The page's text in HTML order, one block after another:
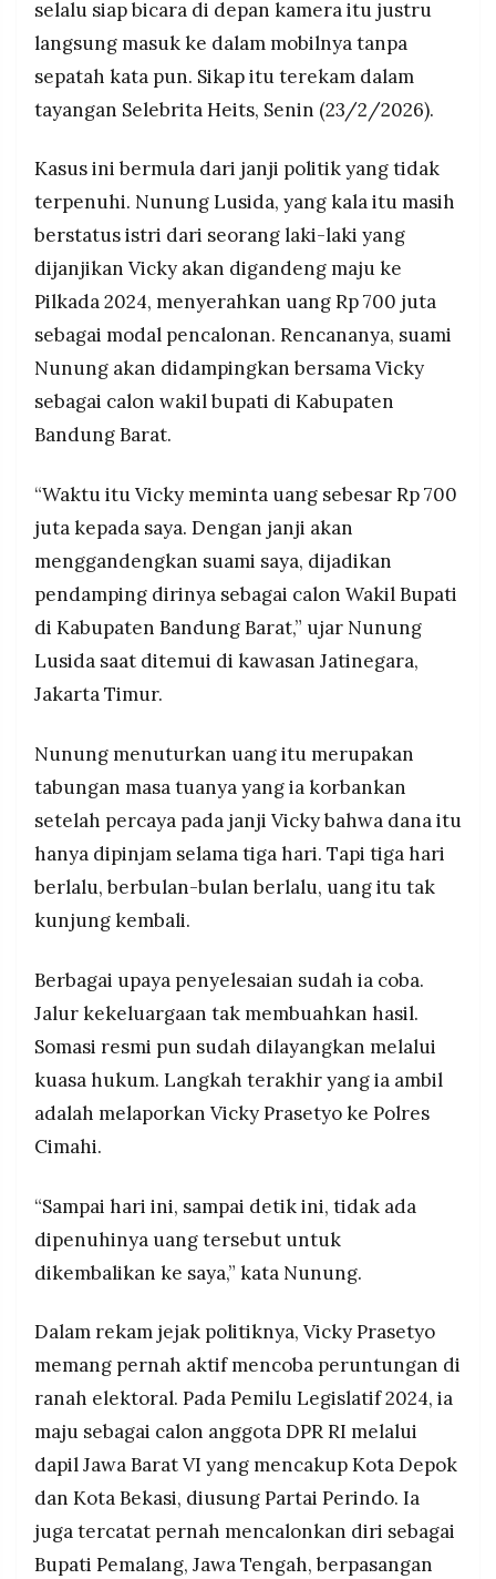
MEDIA
©
2026
PT.
MEDIA
wakil bupati, dengan jaminan dana dikembalikan
dalam tiga hari, janji yang hingga kini tidak
dipenuhi.
Nunung telah menempuh jalur kekeluargaan,
melayangkan somasi resmi, dan akhirnya
setelah tidak ada itikad baik dari pihak Vicky
untuk mengembalikan uang tersebut.
selalu siap bicara di depan kamera itu justru
langsung masuk ke dalam mobilnya tanpa
sepatah kata pun. Sikap itu terekam dalam
tayangan Selebrita Heits, Senin (23/2/2026).
Kasus ini bermula dari janji politik yang tidak
terpenuhi. Nunung Lusida, yang kala itu masih
berstatus istri dari seorang laki-laki yang
dijanjikan Vicky akan digandeng maju ke
Pilkada 2024, menyerahkan uang Rp 700 juta
sebagai modal pencalonan. Rencananya, suami
Nunung akan didampingkan bersama Vicky
sebagai calon wakil bupati di Kabupaten
Bandung Barat.
“Waktu itu Vicky meminta uang sebesar Rp 700
juta kepada saya. Dengan janji akan
menggandengkan suami saya, dijadikan
pendamping dirinya sebagai calon Wakil Bupati
di Kabupaten Bandung Barat,” ujar Nunung
Lusida saat ditemui di kawasan Jatinegara,
Jakarta Timur.
Nunung menuturkan uang itu merupakan
tabungan masa tuanya yang ia korbankan
setelah percaya pada janji Vicky bahwa dana itu
hanya dipinjam selama tiga hari. Tapi tiga hari
berlalu, berbulan-bulan berlalu, uang itu tak
kunjung kembali.
Berbagai upaya penyelesaian sudah ia coba.
Jalur kekeluargaan tak membuahkan hasil.
Somasi resmi pun sudah dilayangkan melalui
kuasa hukum. Langkah terakhir yang ia ambil
adalah melaporkan Vicky Prasetyo ke Polres
Cimahi.
“Sampai hari ini, sampai detik ini, tidak ada
dipenuhinya uang tersebut untuk
dikembalikan ke saya,” kata Nunung.
Dalam rekam jejak politiknya, Vicky Prasetyo
memang pernah aktif mencoba peruntungan di
ranah elektoral. Pada Pemilu Legislatif 2024, ia
maju sebagai calon anggota DPR RI melalui
dapil Jawa Barat VI yang mencakup Kota Depok
dan Kota Bekasi, diusung Partai Perindo. Ia
juga tercatat pernah mencalonkan diri sebagai
Bupati Pemalang, Jawa Tengah, berpasangan